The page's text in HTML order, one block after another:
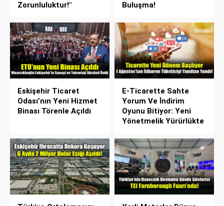
Zorunluluktur!"
Buluşma!
Eskişehir Ticaret
Odası’nın Yeni Hizmet
Binası Törenle Açıldı
E-Ticarette Sahte
Yorum Ve İndirim
Oyunu Bitiyor: Yeni
Yönetmelik Yürürlükte